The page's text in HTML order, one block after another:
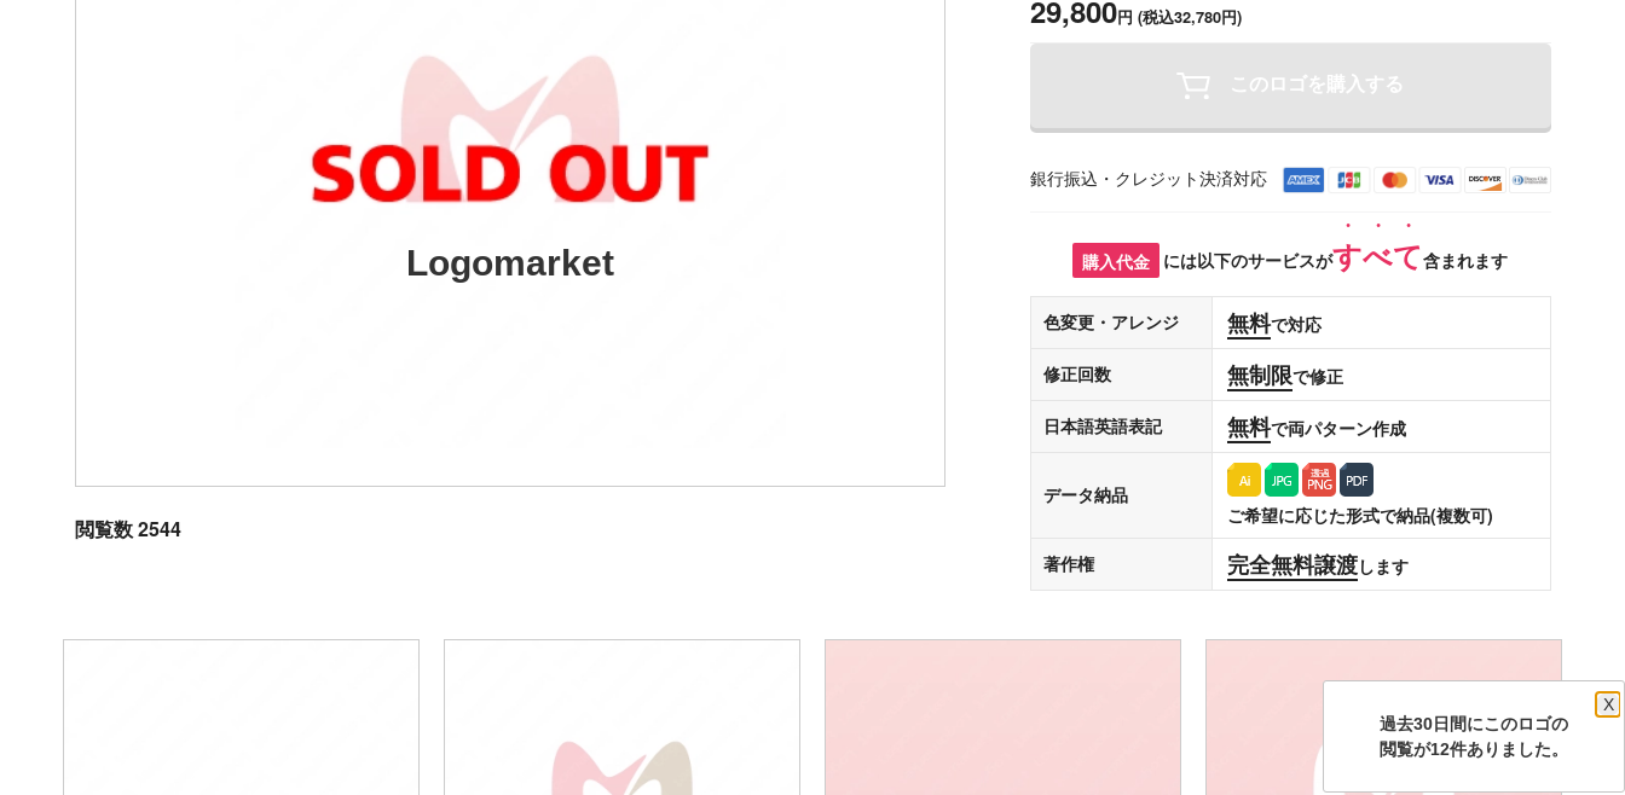
Logomarket
閲覧数 2544
29,800円 (税込32,780円)
このロゴを購入する
銀行振込・クレジット決済対応
購入代金 には以下のサービスがすべて含まれます
色変更・アレンジ 無料で対応
修正回数 無制限で修正
日本語英語表記 無料で両パターン作成
データ納品
ご希望に応じた形式で納品(複数可)
著作権
完全無料譲渡します
過去30日間にこのロゴの
X
閲覧が12件ありました。